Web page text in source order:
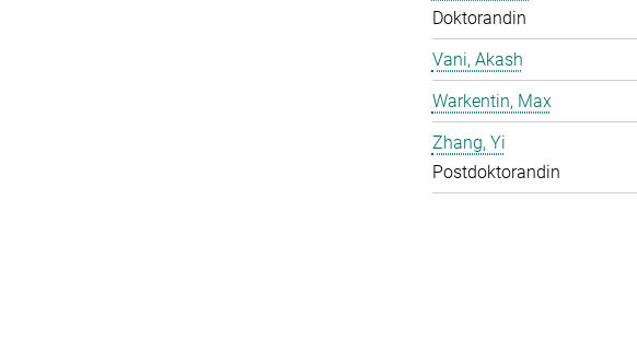
Doktorandin
Vani, Akash
Warkentin, Max
Zhang, Yi
Postdoktorandin